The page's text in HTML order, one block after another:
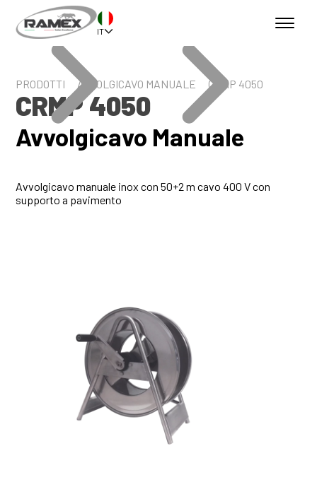
IT
PRODOTTI AVVOLGICAVO MANUALE CRMP 4050
CRMP 4050
Avvolgicavo Manuale
Avvolgicavo manuale inox con 50+2 m cavo 400 V con
supporto a pavimento